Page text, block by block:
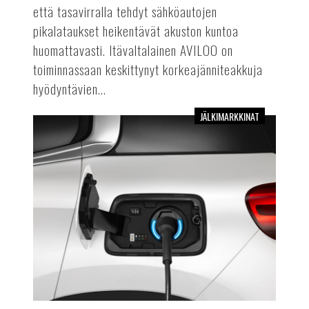
että tasavirralla tehdyt sähköautojen
pikalataukset heikentävät akuston kuntoa
huomattavasti. Itävaltalainen AVILOO on
toiminnassaan keskittynyt korkeajänniteakkuja
hyödyntävien...
Latauslaitetietoa
automalleittain
JÄLKIMARKKINAT